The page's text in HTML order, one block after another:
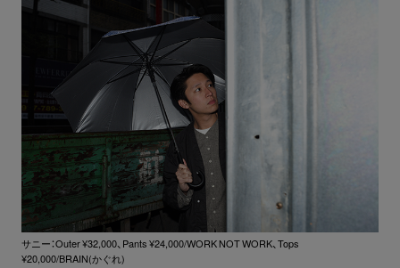
サニー：Outer ¥32,000、Pants ¥24,000/WORK NOT WORK、Tops
¥20,000/BRAIN(かぐれ)